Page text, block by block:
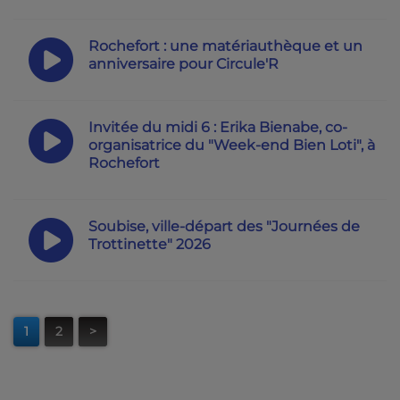
Rochefort : une matériauthèque et un
anniversaire pour Circule'R
Invitée du midi 6 : Erika Bienabe, co-
organisatrice du "Week-end Bien Loti", à
Rochefort
Soubise, ville-départ des "Journées de
Trottinette" 2026
1 2 >